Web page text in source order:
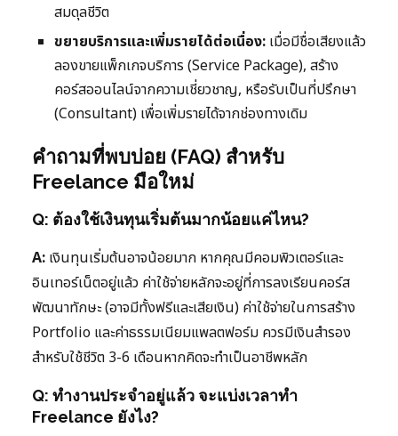
สมดุลชีวิต
ขยายบริการและเพิ่มรายได้ต่อเนื่อง: เมื่อมีชื่อเสียงแล้ว
ลองขายแพ็กเกจบริการ (Service Package), สร้าง
คอร์สออนไลน์จากความเชี่ยวชาญ, หรือรับเป็นที่ปรึกษา
(Consultant) เพื่อเพิ่มรายได้จากช่องทางเดิม
คำถามที่พบบ่อย (FAQ) สำหรับ
Freelance มือใหม่
Q: ต้องใช้เงินทุนเริ่มต้นมากน้อยแค่ไหน?
A: เงินทุนเริ่มต้นอาจน้อยมาก หากคุณมีคอมพิวเตอร์และ
อินเทอร์เน็ตอยู่แล้ว ค่าใช้จ่ายหลักจะอยู่ที่การลงเรียนคอร์ส
พัฒนาทักษะ (อาจมีทั้งฟรีและเสียเงิน) ค่าใช้จ่ายในการสร้าง
Portfolio และค่าธรรมเนียมแพลตฟอร์ม ควรมีเงินสำรอง
สำหรับใช้ชีวิต 3-6 เดือนหากคิดจะทำเป็นอาชีพหลัก
Q: ทำงานประจำอยู่แล้ว จะแบ่งเวลาทำ
Freelance ยังไง?